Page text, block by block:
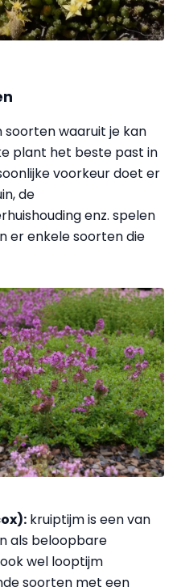
soorten waaruit je kan
plant het beste past in
voorkeur doet er
de
enz. spelen
er enkele soorten die
kruiptijm is een van
als beloopbare
wel looptijm
soorten met een